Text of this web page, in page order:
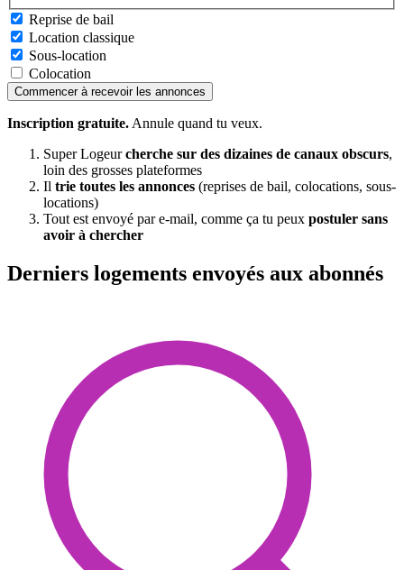
Reprise de bail
Location classique
Sous-location
Colocation
Commencer à recevoir les annonces
Inscription gratuite. Annule quand tu veux.
Super Logeurcherche sur des dizaines de canaux obscurs,
loin des grosses plateformes
Il trie toutes les annonces (reprises de bail, colocations, sous-
locations)
Tout est envoyé par e-mail, comme ça tu peux postuler sans
avoir à chercher
Derniers logements envoyés aux abonnés